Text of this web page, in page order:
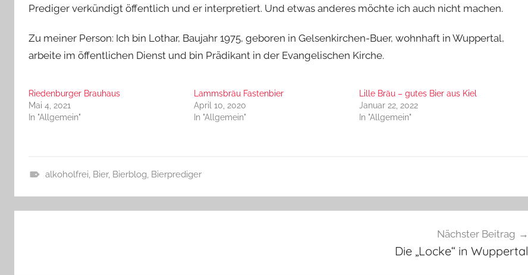
Prediger verkündigt öffentlich und er interpretiert. Und etwas anderes möchte ich auch nicht machen.
Zu meiner Person: Ich bin Lothar, Baujahr 1975, geboren in Gelsenkirchen-Buer, wohnhaft in Wuppertal,
arbeite im öffentlichen Dienst und bin Prädikant in der Evangelischen Kirche.
Riedenburger Brauhaus
Mai 4, 2021
In "Allgemein"
Lammsbräu Fastenbier
April 10, 2020
In "Allgemein"
Lille Bräu – gutes Bier aus Kiel
Januar 22, 2022
In "Allgemein"
alkoholfrei, Bier, Bierblog, Bierprediger
Nächster Beitrag
Die „Locke“ in Wuppertal